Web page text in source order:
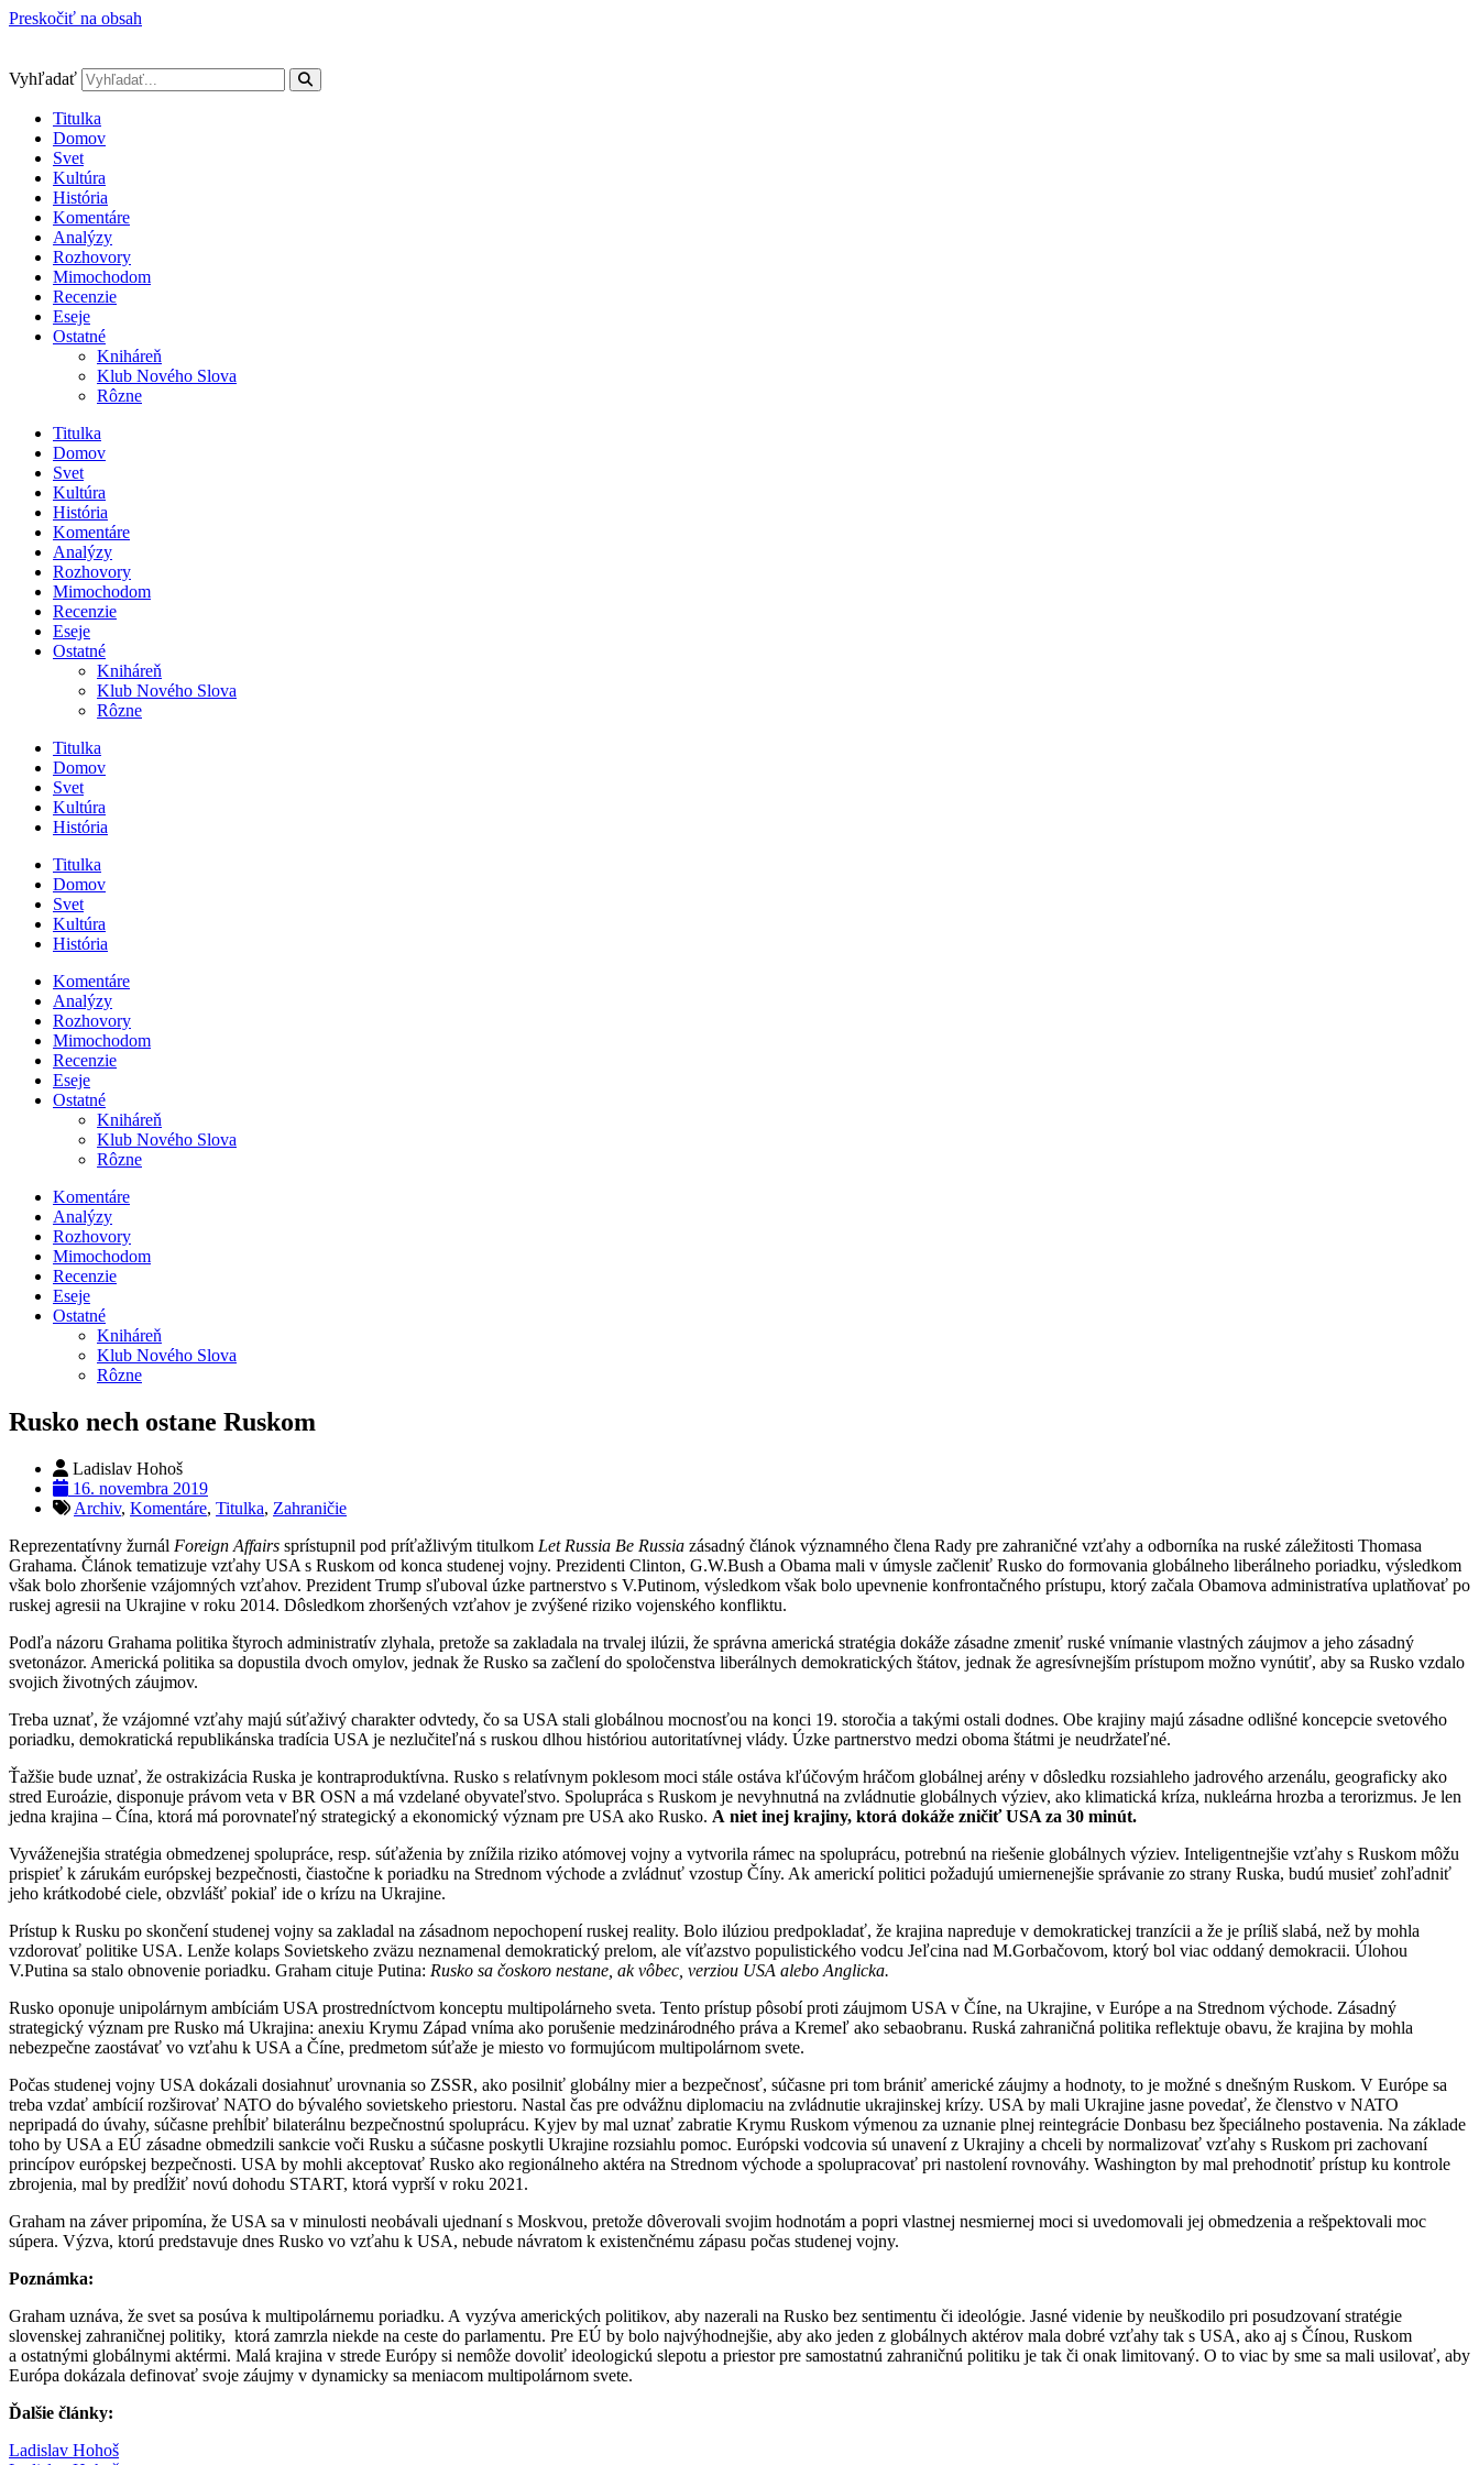
Preskočiť na obsah
Vyhľadať
Titulka
Domov
Svet
Kultúra
História
Komentáre
Analýzy
Rozhovory
Mimochodom
Recenzie
Eseje
Ostatné
Kniháreň
Klub Nového Slova
Rôzne
Titulka
Domov
Svet
Kultúra
História
Komentáre
Analýzy
Rozhovory
Mimochodom
Recenzie
Eseje
Ostatné
Kniháreň
Klub Nového Slova
Rôzne
Titulka
Domov
Svet
Kultúra
História
Titulka
Domov
Svet
Kultúra
História
Komentáre
Analýzy
Rozhovory
Mimochodom
Recenzie
Eseje
Ostatné
Kniháreň
Klub Nového Slova
Rôzne
Komentáre
Analýzy
Rozhovory
Mimochodom
Recenzie
Eseje
Ostatné
Kniháreň
Klub Nového Slova
Rôzne
Rusko nech ostane Ruskom
Ladislav Hohoš
16. novembra 2019
Archiv, Komentáre, Titulka, Zahraničie
Reprezentatívny žurnál Foreign Affairs sprístupnil pod príťažlivým titulkom Let Russia Be Russia zásadný článok významného člena Rady pre zahraničné vzťahy a odborníka na ruské záležitosti Thomasa
Grahama. Článok tematizuje vzťahy USA s Ruskom od konca studenej vojny. Prezidenti Clinton, G.W.Bush a Obama mali v úmysle začleniť Rusko do formovania globálneho liberálneho poriadku, výsledkom
však bolo zhoršenie vzájomných vzťahov. Prezident Trump sľuboval úzke partnerstvo s V.Putinom, výsledkom však bolo upevnenie konfrontačného prístupu, ktorý začala Obamova administratíva uplatňovať po
ruskej agresii na Ukrajine v roku 2014. Dôsledkom zhoršených vzťahov je zvýšené riziko vojenského konfliktu.
Podľa názoru Grahama politika štyroch administratív zlyhala, pretože sa zakladala na trvalej ilúzii, že správna americká stratégia dokáže zásadne zmeniť ruské vnímanie vlastných záujmov a jeho zásadný
svetonázor. Americká politika sa dopustila dvoch omylov, jednak že Rusko sa začlení do spoločenstva liberálnych demokratických štátov, jednak že agresívnejším prístupom možno vynútiť, aby sa Rusko vzdalo
svojich životných záujmov.
Treba uznať, že vzájomné vzťahy majú súťaživý charakter odvtedy, čo sa USA stali globálnou mocnosťou na konci 19. storočia a takými ostali dodnes. Obe krajiny majú zásadne odlišné koncepcie svetového
poriadku, demokratická republikánska tradícia USA je nezlučiteľná s ruskou dlhou históriou autoritatívnej vlády. Úzke partnerstvo medzi oboma štátmi je neudržateľné.
Ťažšie bude uznať, že ostrakizácia Ruska je kontraproduktívna. Rusko s relatívnym poklesom moci stále ostáva kľúčovým hráčom globálnej arény v dôsledku rozsiahleho jadrového arzenálu, geograficky ako
stred Euroázie, disponuje právom veta v BR OSN a má vzdelané obyvateľstvo. Spolupráca s Ruskom je nevyhnutná na zvládnutie globálnych výziev, ako klimatická kríza, nukleárna hrozba a terorizmus. Je len
jedna krajina – Čína, ktorá má porovnateľný strategický a ekonomický význam pre USA ako Rusko. A niet inej krajiny, ktorá dokáže zničiť USA za 30 minút.
Vyváženejšia stratégia obmedzenej spolupráce, resp. súťaženia by znížila riziko atómovej vojny a vytvorila rámec na spoluprácu, potrebnú na riešenie globálnych výziev. Inteligentnejšie vzťahy s Ruskom môžu
prispieť k zárukám európskej bezpečnosti, čiastočne k poriadku na Strednom východe a zvládnuť vzostup Číny. Ak americkí politici požadujú umiernenejšie správanie zo strany Ruska, budú musieť zohľadniť
jeho krátkodobé ciele, obzvlášť pokiaľ ide o krízu na Ukrajine.
Prístup k Rusku po skončení studenej vojny sa zakladal na zásadnom nepochopení ruskej reality. Bolo ilúziou predpokladať, že krajina napreduje v demokratickej tranzícii a že je príliš slabá, než by mohla
vzdorovať politike USA. Lenže kolaps Sovietskeho zväzu neznamenal demokratický prelom, ale víťazstvo populistického vodcu Jeľcina nad M.Gorbačovom, ktorý bol viac oddaný demokracii. Úlohou
V.Putina sa stalo obnovenie poriadku. Graham cituje Putina: Rusko sa čoskoro nestane, ak vôbec, verziou USA alebo Anglicka.
Rusko oponuje unipolárnym ambíciám USA prostredníctvom konceptu multipolárneho sveta. Tento prístup pôsobí proti záujmom USA v Číne, na Ukrajine, v Európe a na Strednom východe. Zásadný
strategický význam pre Rusko má Ukrajina: anexiu Krymu Západ vníma ako porušenie medzinárodného práva a Kremeľ ako sebaobranu. Ruská zahraničná politika reflektuje obavu, že krajina by mohla
nebezpečne zaostávať vo vzťahu k USA a Číne, predmetom súťaže je miesto vo formujúcom multipolárnom svete.
Počas studenej vojny USA dokázali dosiahnuť urovnania so ZSSR, ako posilniť globálny mier a bezpečnosť, súčasne pri tom brániť americké záujmy a hodnoty, to je možné s dnešným Ruskom. V Európe sa
treba vzdať ambícií rozširovať NATO do bývalého sovietskeho priestoru. Nastal čas pre odvážnu diplomaciu na zvládnutie ukrajinskej krízy. USA by mali Ukrajine jasne povedať, že členstvo v NATO
nepripadá do úvahy, súčasne prehĺbiť bilaterálnu bezpečnostnú spoluprácu. Kyjev by mal uznať zabratie Krymu Ruskom výmenou za uznanie plnej reintegrácie Donbasu bez špeciálneho postavenia. Na základe
toho by USA a EÚ zásadne obmedzili sankcie voči Rusku a súčasne poskytli Ukrajine rozsiahlu pomoc. Európski vodcovia sú unavení z Ukrajiny a chceli by normalizovať vzťahy s Ruskom pri zachovaní
princípov európskej bezpečnosti. USA by mohli akceptovať Rusko ako regionálneho aktéra na Strednom východe a spolupracovať pri nastolení rovnováhy. Washington by mal prehodnotiť prístup ku kontrole
zbrojenia, mal by predĺžiť novú dohodu START, ktorá vyprší v roku 2021.
Graham na záver pripomína, že USA sa v minulosti neobávali ujednaní s Moskvou, pretože dôverovali svojim hodnotám a popri vlastnej nesmiernej moci si uvedomovali jej obmedzenia a rešpektovali moc
súpera. Výzva, ktorú predstavuje dnes Rusko vo vzťahu k USA, nebude návratom k existenčnému zápasu počas studenej vojny.
Poznámka:
Graham uznáva, že svet sa posúva k multipolárnemu poriadku. A vyzýva amerických politikov, aby nazerali na Rusko bez sentimentu či ideológie. Jasné videnie by neuškodilo pri posudzovaní stratégie
slovenskej zahraničnej politiky, ktorá zamrzla niekde na ceste do parlamentu. Pre EÚ by bolo najvýhodnejšie, aby ako jeden z globálnych aktérov mala dobré vzťahy tak s USA, ako aj s Čínou, Ruskom
a ostatnými globálnymi aktérmi. Malá krajina v strede Európy si nemôže dovoliť ideologickú slepotu a priestor pre samostatnú zahraničnú politiku je tak či onak limitovaný. O to viac by sme sa mali usilovať, aby
Európa dokázala definovať svoje záujmy v dynamicky sa meniacom multipolárnom svete.
Ďalšie články:
Ladislav Hohoš